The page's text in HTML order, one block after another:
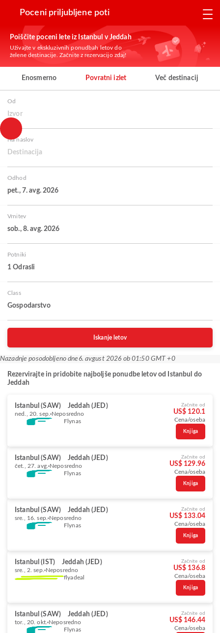
Poceni priljubljene poti
Poiščite poceni lete iz Istanbul v Jeddah
Uživajte v ekskluzivnih ponudbah letov do
želene destinacije. Začnite z rezervacijo zdaj!
Enosmerno Povratni izlet Več destinacij
Od
Izvor
Na naslov
Destinacija
Odhod
pet., 7. avg. 2026
Vrnitev
sob., 8. avg. 2026
Potniki
1 Odrasli
Class
Gospodarstvo
Iskanje letov
Nazadnje posodobljeno dne 6. avgust 2026 ob 01:50 GMT +0
Rezervirajte in pridobite najboljše ponudbe letov od Istanbul do
Jeddah
Istanbul (SAW) Jeddah (JED)
ned., 20. sep. Neposredno
Flynas
Začnite od
US$ 120.1
Cena/oseba
Knjiga
Istanbul (SAW) Jeddah (JED)
čet., 27. avg. Neposredno
Flynas
Začnite od
US$ 129.96
Cena/oseba
Knjiga
Istanbul (SAW) Jeddah (JED)
sre., 16. sep. Neposredno
Flynas
Začnite od
US$ 133.04
Cena/oseba
Knjiga
Istanbul (IST) Jeddah (JED)
sre., 2. sep. Neposredno
flyadeal
Začnite od
US$ 136.8
Cena/oseba
Knjiga
Istanbul (SAW) Jeddah (JED)
tor., 20. okt. Neposredno
Flynas
Začnite od
US$ 146.44
Cena/oseba